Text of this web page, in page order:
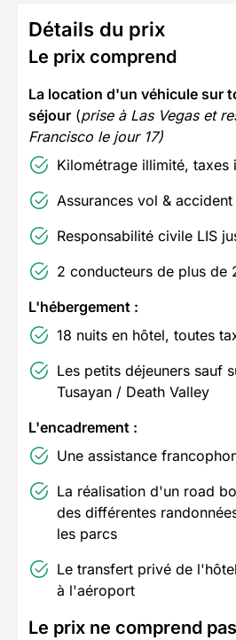
Détails du prix
Le prix comprend
La location d'un véhicule sur
séjour (prise à Las Vegas et
Francisco le jour 17)
Kilométrage illimité, taxes
Assurances vol & accident
Responsabilité civile LIS
2 conducteurs de plus de
L'hébergement :
18 nuits en hôtel, toutes
Les petits déjeuners sauf
Tusayan / Death Valley
L'encadrement :
Une assistance
La réalisation d'un road
des différentes
les parcs
Le transfert privé de
à l'aéroport
Le prix ne comprend pas